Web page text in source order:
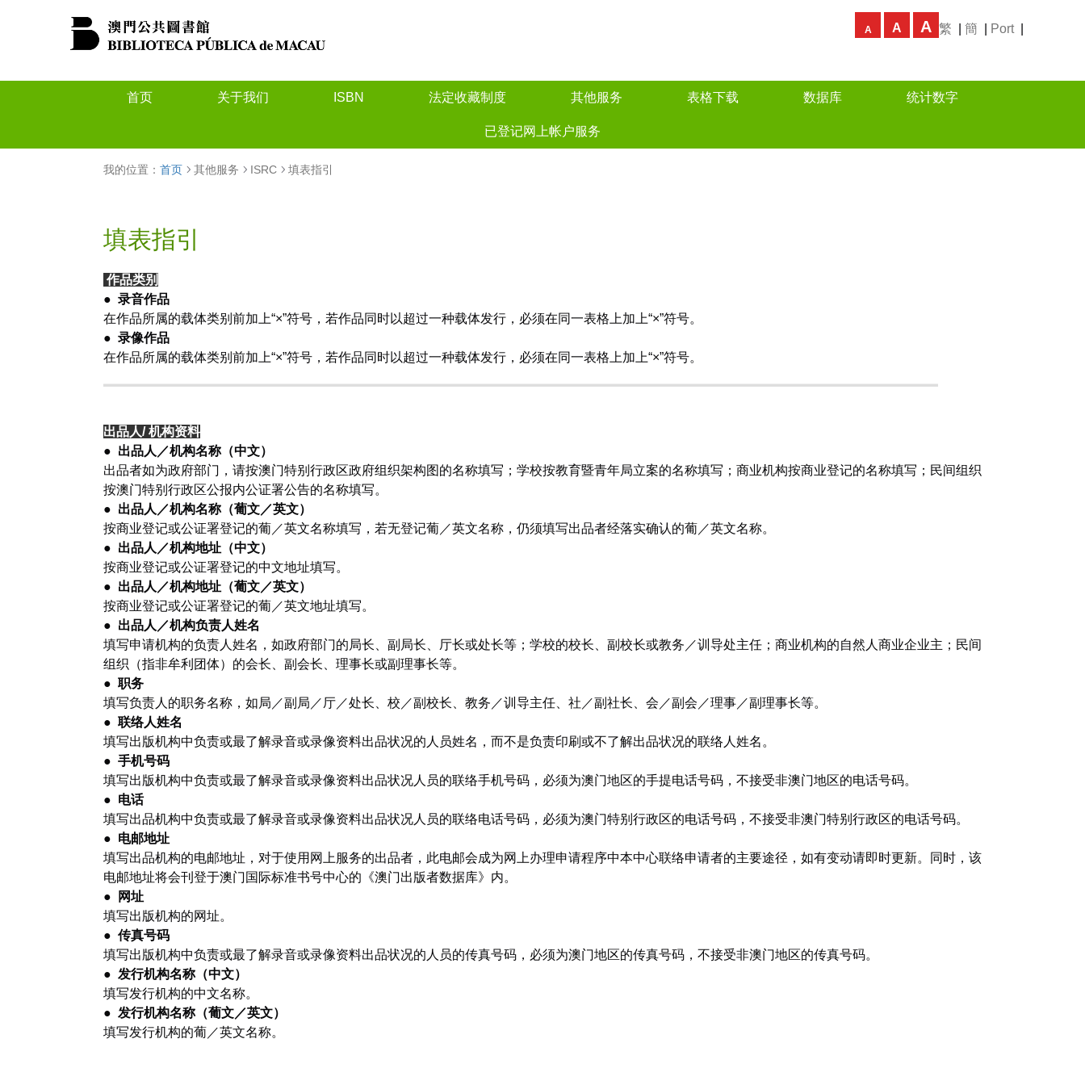
A A A 繁 簡 Port|
首页 关于我们 ISBN 法定收藏制度 其他服务 表格下载 数据库 统计数字
已登记网上帐户服务
我的位置： 首页 其他服务 ISRC 填表指引
填表指引
作品类别
● 录音作品
在作品所属的载体类别前加上“×”符号，若作品同时以超过一种载体发行，必须在同一表格上加上“×”符号。
● 录像作品
在作品所属的载体类别前加上“×”符号，若作品同时以超过一种载体发行，必须在同一表格上加上“×”符号。
出品人/ 机构资料
● 出品人／机构名称（中文）
出品者如为政府部门，请按澳门特别行政区政府组织架构图的名称填写；学校按教育暨青年局立案的名称填写；商业机构按商业登记的名称填写；民间组织
按澳门特别行政区公报内公证署公告的名称填写。
● 出品人／机构名称（葡文／英文）
按商业登记或公证署登记的葡／英文名称填写，若无登记葡／英文名称，仍须填写出品者经落实确认的葡／英文名称。
● 出品人／机构地址（中文）
按商业登记或公证署登记的中文地址填写。
● 出品人／机构地址（葡文／英文）
按商业登记或公证署登记的葡／英文地址填写。
● 出品人／机构负责人姓名
填写申请机构的负责人姓名，如政府部门的局长、副局长、厅长或处长等；学校的校长、副校长或教务／训导处主任；商业机构的自然人商业企业主；民间
组织（指非牟利团体）的会长、副会长、理事长或副理事长等。
● 职务
填写负责人的职务名称，如局／副局／厅／处长、校／副校长、教务／训导主任、社／副社长、会／副会／理事／副理事长等。
● 联络人姓名
填写出版机构中负责或最了解录音或录像资料出品状况的人员姓名，而不是负责印刷或不了解出品状况的联络人姓名。
● 手机号码
填写出版机构中负责或最了解录音或录像资料出品状况人员的联络手机号码，必须为澳门地区的手提电话号码，不接受非澳门地区的电话号码。
● 电话
填写出品机构中负责或最了解录音或录像资料出品状况人员的联络电话号码，必须为澳门特别行政区的电话号码，不接受非澳门特别行政区的电话号码。
● 电邮地址
填写出品机构的电邮地址，对于使用网上服务的出品者，此电邮会成为网上办理申请程序中本中心联络申请者的主要途径，如有变动请即时更新。同时，该
电邮地址将会刊登于澳门国际标准书号中心的《澳门出版者数据库》内。
●
网址
填写出版机构的网址。
● 传真号码
填写出版机构中负责或最了解录音或录像资料出品状况的人员的传真号码，必须为澳门地区的传真号码，不接受非澳门地区的传真号码。
● 发行机构名称（中文）
填写发行机构的中文名称。
● 发行机构名称（葡文／英文）
填写发行机构的葡／英文名称。